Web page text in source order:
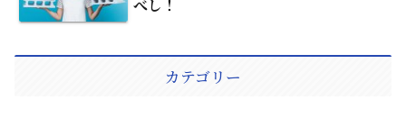
べし！
カテゴリー